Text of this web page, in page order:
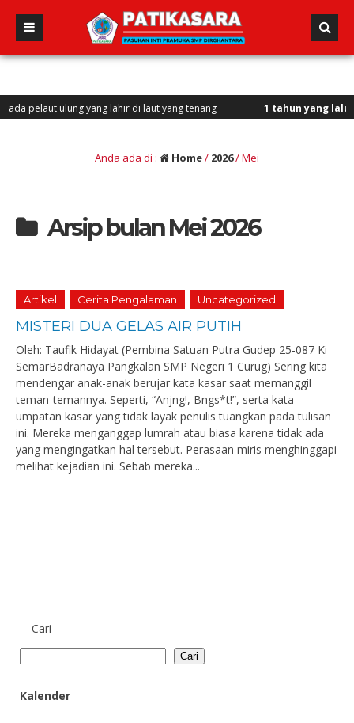
ulung yang lahir di laut yang tenang 1 tahun yang lalu/ Vini,
Anda ada di : Home/ 2026/Mei
Arsip bulan Mei 2026
Artikel Cerita Pengalaman Uncategorized
MISTERI DUA GELAS AIR PUTIH
Oleh: Taufik Hidayat (Pembina Satuan Putra Gudep 25-087 Ki
SemarBadranaya Pangkalan SMP Negeri 1 Curug) Sering kita
mendengar anak-anak berujar kata kasar saat memanggil
teman-temannya. Seperti, “Anjng!, Bngs*t!”, serta kata
umpatan kasar yang tidak layak penulis tuangkan pada tulisan
ini. Mereka menganggap lumrah atau biasa karena tidak ada
yang mengingatkan hal tersebut. Perasaan miris menghinggapi
melihat kejadian ini. Sebab mereka...
Cari
Cari
Kalender